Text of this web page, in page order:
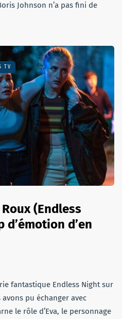
Johnson n’a pas fini de
TV
(Endless
d’en
fantastique Endless Night sur
pu échanger avec
le rôle d’Eva, le personnage